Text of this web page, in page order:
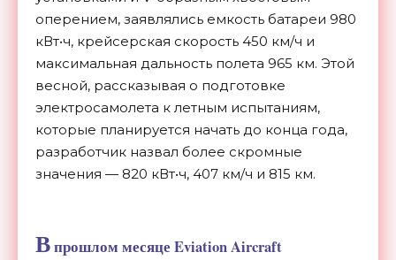
оперением, заявлялись емкость батареи 980
кВт•ч, крейсерская скорость 450 км/ч и
максимальная дальность полета 965 км. Этой
весной, рассказывая о подготовке
электросамолета к летным испытаниям,
которые планируется начать до конца года,
разработчик назвал более скромные
значения — 820 кВт•ч, 407 км/ч и 815 км.
Впрошлом месяце Eviation Aircraft